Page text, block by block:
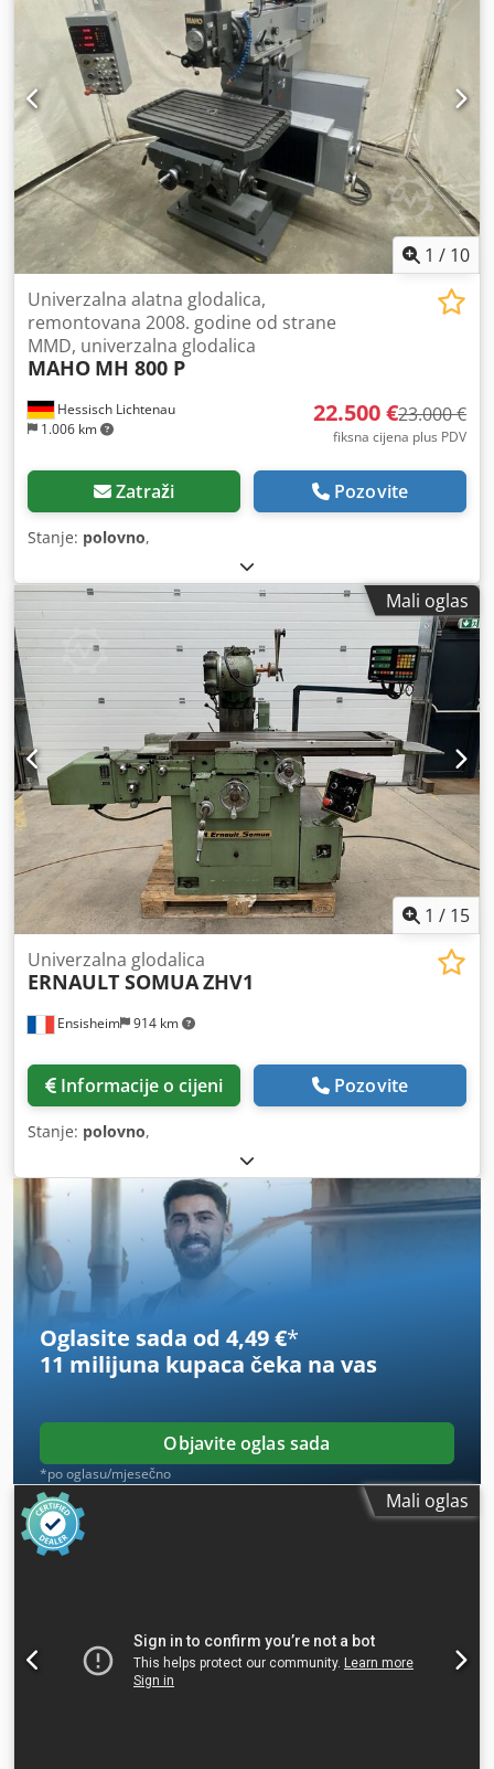
1 / 10
Hessisch Lichtenau
1.006 km
Univerzalna alatna glodalica,
remontovana 2008. godine od strane
MMD, univerzalna glodalica
MAHO MH 800 P
22.500 €23.000 €
fiksna cijena plus PDV
Zatraži Pozovite
Stanje: polovno,
Mali oglas
1 / 15
Ensisheim 914 km
Univerzalna glodalica
ERNAULT SOMUAZHV1
Informacije o cijeni Pozovite
Stanje: polovno,
Oglasite sada od 4,49 €*
11 milijuna kupaca čeka na vas
Objavite oglas sada
*po oglasu/mjesečno
Mali oglas